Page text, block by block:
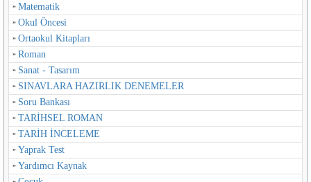
Matematik
Okul Öncesi
Ortaokul Kitapları
Roman
Sanat - Tasarım
SINAVLARA HAZIRLIK DENEMELER
Soru Bankası
TARİHSEL ROMAN
TARİH İNCELEME
Yaprak Test
Yardımcı Kaynak